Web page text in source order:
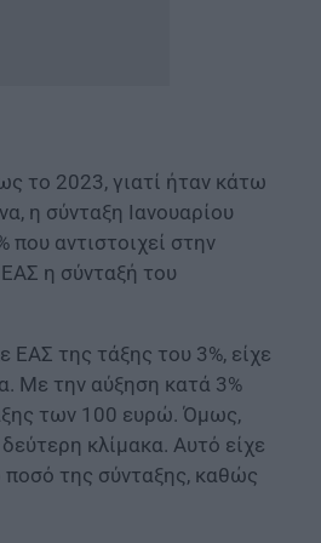
το 2023, γιατί ήταν κάτω
η σύνταξη Ιανουαρίου
αντιστοιχεί στην
η σύνταξή του
ΕΑΣ της τάξης του 3%, είχε
Με την αύξηση κατά 3%
των 100 ευρώ. Όμως,
κλίμακα. Αυτό είχε
ποσό της σύνταξης, καθώς